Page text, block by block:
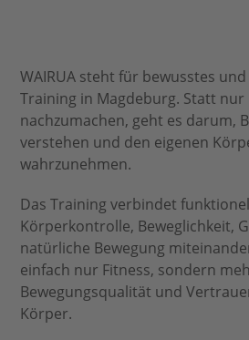
WAIRUA steht für bewusstes
Training in Magdeburg. Statt nur
nachzumachen, geht es darum,
verstehen und den eigenen
wahrzunehmen.
Das Training verbindet
Körperkontrolle, Beweglichkeit,
natürliche Bewegung
einfach nur Fitness, sondern
Bewegungsqualität und
Körper.